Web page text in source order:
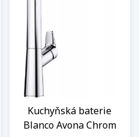
Kuchyňská baterie
Blanco Avona Chrom